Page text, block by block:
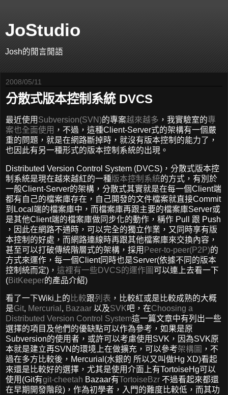
JoStudio
Josh的閒言閒語
2008/05/11
分散式版本控制系統 DVCS
最近使用 Subversion(SVN)的專案越來越多 ，我實驗室的專
案也全面使用 ，不過，這種Client-Server式的架構有一個嚴
重的問題，就是在網路斷掉時，就沒有版本控制的能力了，
也因此有另一種形式的版本控制系統的出現。
Distributed Version Control System (DVCS)，分散式版本控
制系統是現在越來越紅的一種版本控制系統的方式，有別於
一般Client-Server的架構，分散式其實就是在每一個Client端
都有自己的檔案庫存在，自己開發的文件檔案就直接Commit
到Local端的檔案庫中，而檔案庫再跟主要的檔案庫Server或
是其他Client端的檔案庫做同步化的動作，稱作 Pull 跟 Push
，因此在網路不通時，可以完全的獨立作業，又同時享有版
本控制的好處，而網路連線時再跟其他檔案庫來交換內容，
甚至可以打破傳統階層式的架構，採用 Peer-to-peer(P2P)的
方式來運作，每一個Client同時也是Server(依據不同的版本
控制統而定)， 這裡有一些DVCS的運作圖可以連上去看一下
(BitKeeper的產品介紹)
看了一下Wiki上的 比較跟列表 ，比較紅或是比較成熟的大概
是Git, Mercurial , Bazaar 以及SVK吧，在Choosing a
Distributed Version Control System這一篇文章中有列出一些
選擇的項目及他們的優缺點可以作為參考，如果是原
Subversion的使用者，或許可以考慮使用SVK，因為SVK原
本就是建立再SVN的環境上在做擴充，可以參考架構圖 ，不
過在多方比較後，Mercurial(水銀的 所以又叫做Hg XD)看起
來還是比較好的選擇，尤其是使用介面上有TortoiseHg可以
使用(Git有git-cheetah Bazaar有TortoiseBzr 不過看起來都還
在早期開發階段)，作為初學者，入門的難度比較低，而其功